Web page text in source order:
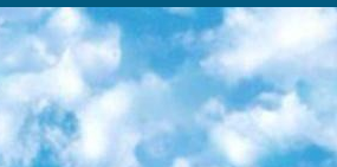
требованиями, которые необходимо приобрести на основании стандартов итоговый (выпускной) контроль для 9 и 11 классов в целях тестирования Экзамены (далее – экзамены) состоят из предметов, перечисленных в приложении 1. будет сделано. 7. Экзамены пройдут с 26 мая по 15 июня 2024 г. (кроме науки физического воспитания). 8. Физическая для учащихся 9 классов общесредних образовательных учреждений. Экзамены по предмету «Образование, квалификация медицина» 1-6 мая 2024 года. сотрудники перевести под присмотр (с отклонениями в физическом или умственном развитии) специализированная школа для детей, школы-интернаты и со сколиозом школы-интернаты санаторного типа для больных детей исключены). 9. Он был слепым, слабовидящим и имел нарушения опорно-двигательного аппарата. экзамены в специализированных школах и интернатах для детей должны проводиться исходя из требований, предъявляемых к общеобразовательным учреждениям (физкультура кроме науки). 10. Специализированная школа для глухих и слабослышащих детей. и экзамены в интернатах и быть реализован в виде письменного теста по математике. 11. Специальность для умственно отсталых детей. Для 9 класса Родной язык и литературное письмо Государственный язык (язык обучения – узбекский). для неклассов) написано Математическое письмо Письменная/устная история Узбекистана Физическое воспитание практично Итоговый контроль Для 11 класса Написание родного языка и литературы (эссе) Математическое письмо Узбекский язык (обучение на узбекском языке) не посещающее общее среднее образование для учреждений)/Образовательное учреждение выбор письменный и устный Иностранный язык письменный/устный Письменная/устная история Узбекистана *По выбору студента:  Химия  Физика  Основы государственного права  География 10 бесплатных образовательных ресурсов - Мы составили подборку онлайн-проектов с интерактивными упражнениями, видеолекциями и статьями. Они помогут вам обрести новые и освежить старые знания бесплатно. 1. «ИНТУИТ» Старейшая образовательная площадка Рунета. Здесь вы найдёте сотни текстовых и видеокурсов на десятки различных тем — от программирования до психологии. Многие курсы подготовлены российскими университетами и крупными международными компаниями вроде Intel и Microsoft. Самостоятельное обучение бесплатное, но желающие могут оплатить услуги персональных наставников. 2. «Смартия» знакомит с актуальными профессиями и подсказывает, как им обучаться. Выбрав заинтересовавшую вас специальность — SMM-специалист, фотограф, веб-дизайнер или другую, — увидите список необходимых для неё умений. Чтобы вы могли освоить их самостоятельно, для каждого умения площадка отображает подборку ссылок на учебные материалы. Хотя «Смартия» ориентируется на русскоязычную аудиторию, часть контента всё же доступна только